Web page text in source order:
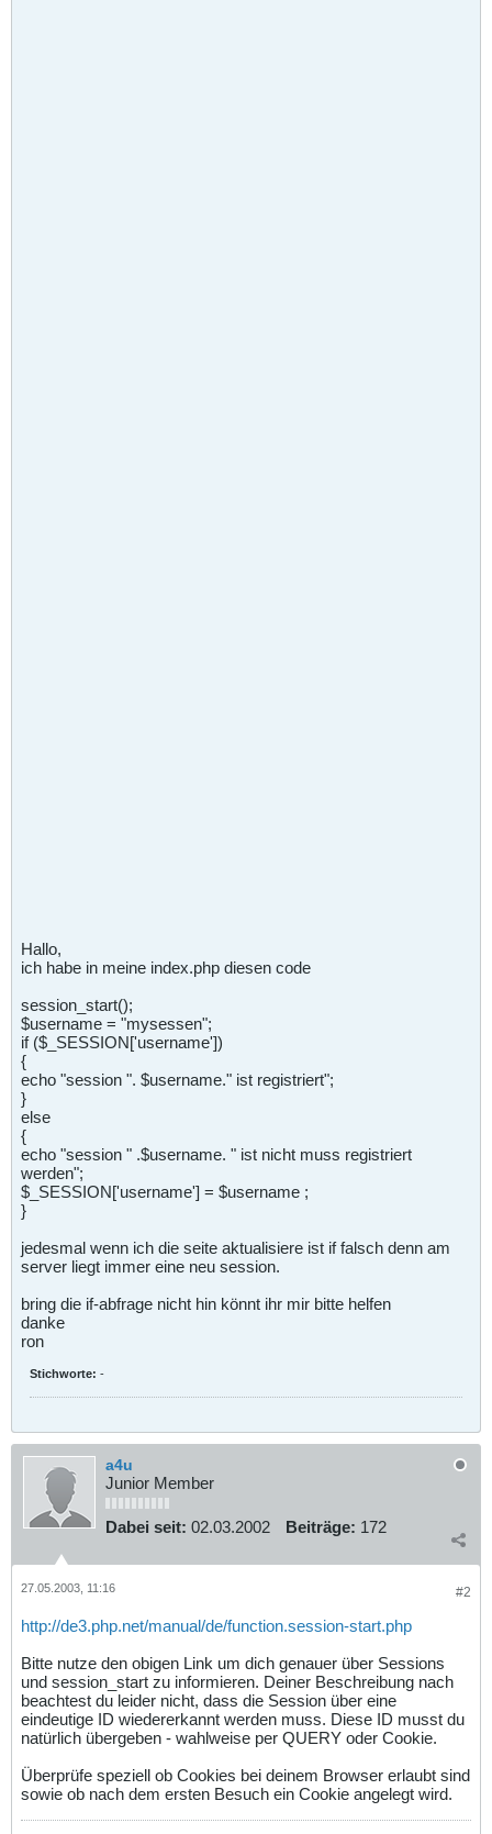
Hallo,
ich habe in meine index.php diesen code
session_start();
$username = "mysessen";
if ($_SESSION['username'])
{
echo "session ". $username." ist registriert";
}
else
{
echo "session " .$username. " ist nicht muss registriert
werden";
$_SESSION['username'] = $username ;
}
jedesmal wenn ich die seite aktualisiere ist if falsch denn am
server liegt immer eine neu session.
bring die if-abfrage nicht hin könnt ihr mir bitte helfen
danke
ron
Stichworte: -
a4u
Junior Member
Dabei seit: 02.03.2002 Beiträge: 172
#2
27.05.2003, 11:16
http://de3.php.net/manual/de/function.session-start.php
Bitte nutze den obigen Link um dich genauer über Sessions
und session_start zu informieren. Deiner Beschreibung nach
beachtest du leider nicht, dass die Session über eine
eindeutige ID wiedererkannt werden muss. Diese ID musst du
natürlich übergeben - wahlweise per QUERY oder Cookie.
Überprüfe speziell ob Cookies bei deinem Browser erlaubt sind
sowie ob nach dem ersten Besuch ein Cookie angelegt wird.